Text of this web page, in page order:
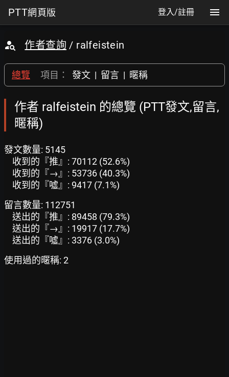
PTT網頁版 登入/註冊
作者查詢 / ralfeistein
總覽 項目： 發文 | 留言 | 暱稱
作者 ralfeistein 的總覽 (PTT發文,留言,
暱稱)
發文數量: 5145
收到的『推』: 70112 (52.6%)
收到的『→』: 53736 (40.3%)
收到的『噓』: 9417 (7.1%)
留言數量: 112751
送出的『推』: 89458 (79.3%)
送出的『→』: 19917 (17.7%)
送出的『噓』: 3376 (3.0%)
使用過的暱稱: 2